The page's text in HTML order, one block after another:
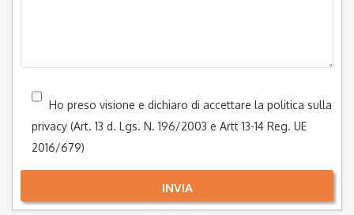
Ho preso visione e dichiaro di accettare la politica sulla
privacy (Art. 13 d. Lgs. N. 196/2003 e Artt 13-14 Reg. UE
2016/679)
INVIA